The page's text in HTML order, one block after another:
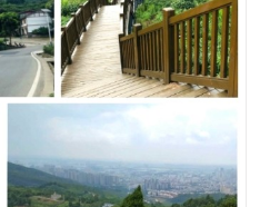
లియాండో
యు
లోయకు